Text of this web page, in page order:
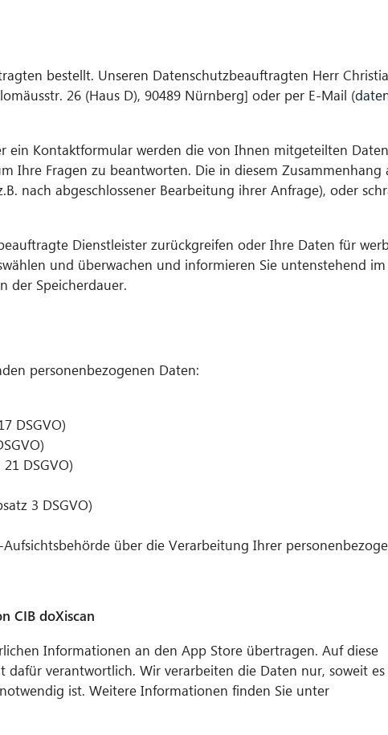
bestellt. Unseren Datenschutzbeauftragten Herr
26 (Haus D), 90489 Nürnberg] oder per E-Mail (
Kontaktformular werden die von Ihnen mitgeteilten
Ihre Fragen zu beantworten. Die in diesem Zusammenhang
nach abgeschlossener Bearbeitung ihrer Anfrage), oder
Dienstleister zurückgreifen oder Ihre Daten für
und überwachen und informieren Sie untenstehend
der Speicherdauer.
personenbezogenen Daten:
DSGVO)
DSGVO)
3 DSGVO)
über die Verarbeitung Ihrer
CIB doXiscan
Informationen an den App Store übertragen. Auf diese
verantwortlich. Wir verarbeiten die Daten nur, soweit
ist. Weitere Informationen finden Sie unter